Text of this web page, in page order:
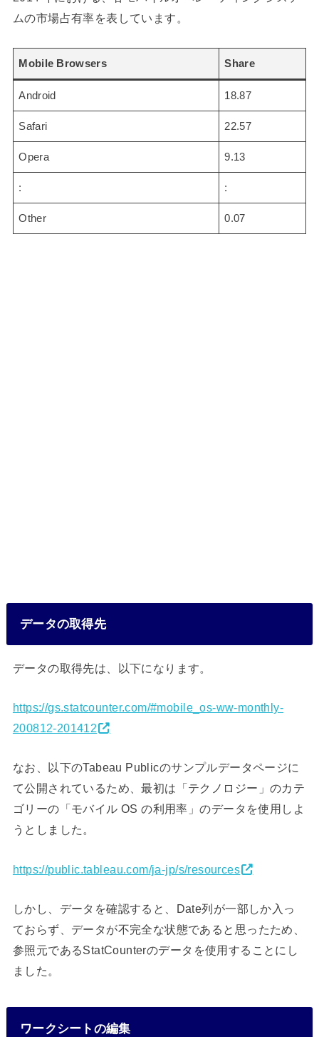
ムの市場占有率を表しています。
Mobile Browsers Share
Android 18.87
Safari 22.57
Opera 9.13
: :
Other 0.07
データの取得先
データの取得先は、以下になります。
https://gs.statcounter.com/#mobile_os-ww-monthly-
200812-201412
なお、以下のTabeau Publicのサンプルデータページに
て公開されているため、最初は「テクノロジー」のカテ
ゴリーの「モバイル OS の利用率」のデータを使用しよ
うとしました。
https://public.tableau.com/ja-jp/s/resources
しかし、データを確認すると、Date列が一部しか入っ
ておらず、データが不完全な状態であると思ったため、
参照元であるStatCounterのデータを使用することにし
ました。
ワークシートの編集